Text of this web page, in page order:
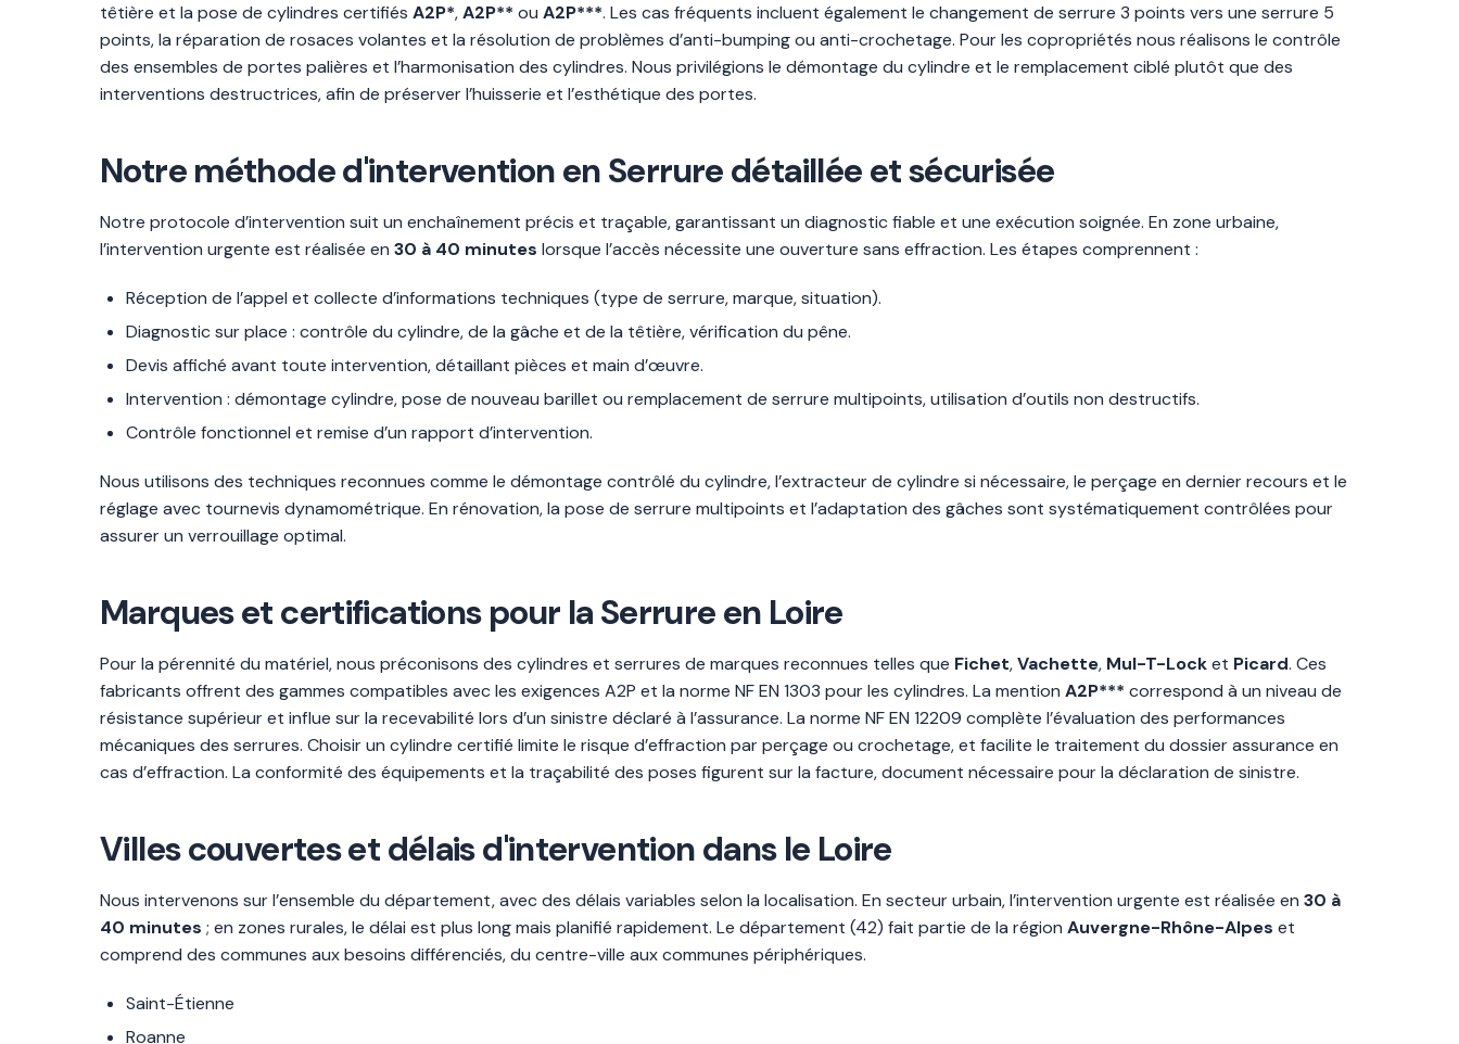
têtière et la pose de cylindres certifiés A2P*,A2P** ou A2P***. Les cas fréquents incluent également le changement de serrure 3 points vers une serrure 5
points, la réparation de rosaces volantes et la résolution de problèmes d’anti-bumping ou anti-crochetage. Pour les copropriétés nous réalisons le contrôle
des ensembles de portes palières et l’harmonisation des cylindres. Nous privilégions le démontage du cylindre et le remplacement ciblé plutôt que des
interventions destructrices, afin de préserver l’huisserie et l’esthétique des portes.
Notre méthode d'intervention en Serrure détaillée et sécurisée
Notre protocole d’intervention suit un enchaînement précis et traçable, garantissant un diagnostic fiable et une exécution soignée. En zone urbaine,
l’intervention urgente est réalisée en 30 à 40 minutes lorsque l’accès nécessite une ouverture sans effraction. Les étapes comprennent :
Réception de l’appel et collecte d’informations techniques (type de serrure, marque, situation).
Diagnostic sur place : contrôle du cylindre, de la gâche et de la têtière, vérification du pêne.
Devis affiché avant toute intervention, détaillant pièces et main d’œuvre.
Intervention : démontage cylindre, pose de nouveau barillet ou remplacement de serrure multipoints, utilisation d’outils non destructifs.
Contrôle fonctionnel et remise d’un rapport d’intervention.
Nous utilisons des techniques reconnues comme le démontage contrôlé du cylindre, l’extracteur de cylindre si nécessaire, le perçage en dernier recours et le
réglage avec tournevis dynamométrique. En rénovation, la pose de serrure multipoints et l’adaptation des gâches sont systématiquement contrôlées pour
assurer un verrouillage optimal.
Marques et certifications pour la Serrure en Loire
Pour la pérennité du matériel, nous préconisons des cylindres et serrures de marques reconnues telles que Fichet,Vachette, Mul-T-Locket Picard. Ces
fabricants offrent des gammes compatibles avec les exigences A2P et la norme NF EN 1303 pour les cylindres. La mention A2P*** correspond à un niveau de
résistance supérieur et influe sur la recevabilité lors d’un sinistre déclaré à l’assurance. La norme NF EN 12209 complète l’évaluation des performances
mécaniques des serrures. Choisir un cylindre certifié limite le risque d’effraction par perçage ou crochetage, et facilite le traitement du dossier assurance en
cas d’effraction. La conformité des équipements et la traçabilité des poses figurent sur la facture, document nécessaire pour la déclaration de sinistre.
Villes couvertes et délais d'intervention dans le Loire
Nous intervenons sur l’ensemble du département, avec des délais variables selon la localisation. En secteur urbain, l’intervention urgente est réalisée en 30 à
40 minutes ; en zones rurales, le délai est plus long mais planifié rapidement. Le département (42) fait partie de la région Auvergne-Rhône-Alpes et
comprend des communes aux besoins différenciés, du centre-ville aux communes périphériques.
Saint-Étienne
Roanne